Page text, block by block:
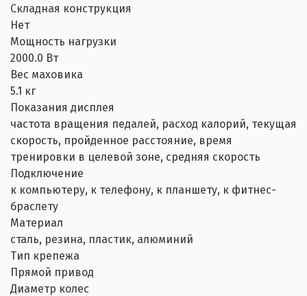
Складная конструкция
Нет
Мощность нагрузки
2000.0 Вт
Вес маховика
5.1 кг
Показания дисплея
частота вращения педалей, расход калорий, текущая
скорость, пройденное расстояние, время
тренировки в целевой зоне, средняя скорость
Подключение
к компьютеру, к телефону, к планшету, к фитнес-
браслету
Материал
сталь, резина, пластик, алюминий
Тип крепежа
Прямой привод
Диаметр колес